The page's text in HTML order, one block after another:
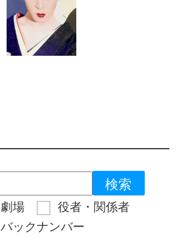
劇場
役者・関係者
バックナンバー